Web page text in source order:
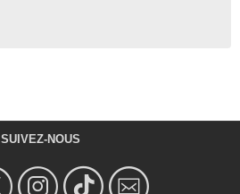
SUIVEZ-NOUS